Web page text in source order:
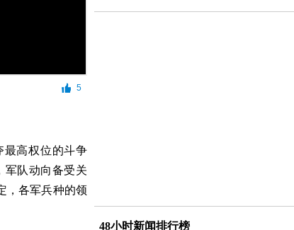
5
最高权位的斗争
军队动向备受关
，各军兵种的领
48小时新闻排行榜